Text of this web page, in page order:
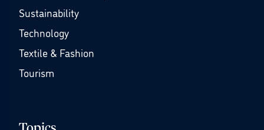
Sustainability
Technology
Textile & Fashion
Tourism